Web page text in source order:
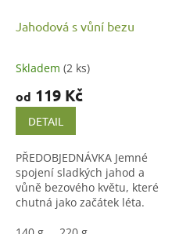
Jahodová s vůní bezu
Skladem (2 ks)
od 119 Kč
DETAIL
PŘEDOBJEDNÁVKA Jemné
spojení sladkých jahod a
vůně bezového květu, které
chutná jako začátek léta.